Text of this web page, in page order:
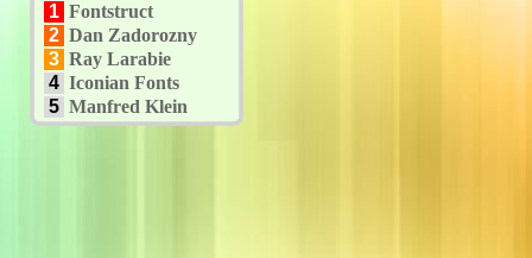
1 Fontstruct
2 Dan Zadorozny
3 Ray Larabie
4 Iconian Fonts
5 Manfred Klein